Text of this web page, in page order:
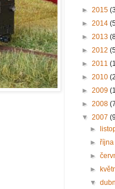
► 2015
► 2014
► 2013
► 2012
► 2011
► 2010
► 2009
► 2008
▼ 2007
►
►
►
►
▼